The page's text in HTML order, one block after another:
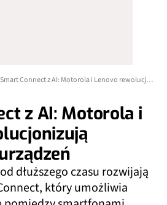
Smart Connect z AI: Motorola i Lenovo rewolucjonizują współpracę urządzeń
z AI: Motorola i
dłuższego czasu rozwijają
który umożliwia